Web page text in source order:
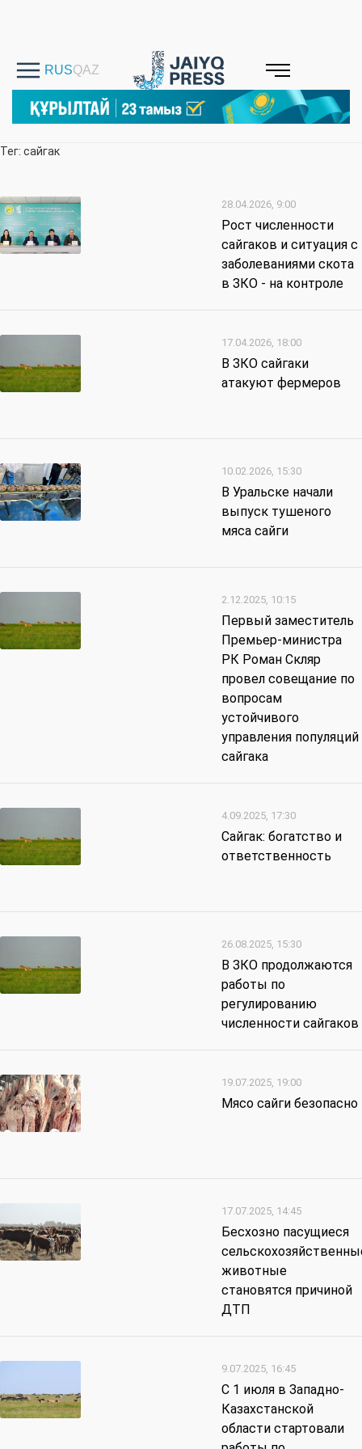
Тег: сайгак
28.04.2026, 9:00
Рост численности
сайгаков и ситуация с
заболеваниями скота
в ЗКО - на контроле
17.04.2026, 18:00
В ЗКО сайгаки
атакуют фермеров
10.02.2026, 15:30
В Уральске начали
выпуск тушеного
мяса сайги
2.12.2025, 10:15
Первый заместитель
Премьер-министра
РК Роман Скляр
провел совещание по
вопросам
устойчивого
управления популяций
сайгака
4.09.2025, 17:30
Сайгак: богатство и
ответственность
26.08.2025, 15:30
В ЗКО продолжаются
работы по
регулированию
численности сайгаков
19.07.2025, 19:00
Мясо сайги безопасно
17.07.2025, 14:45
Бесхозно пасущиеся
животные
становятся причиной
ДТП
9.07.2025, 16:45
С 1 июля в Западно-
Казахстанской
области стартовали